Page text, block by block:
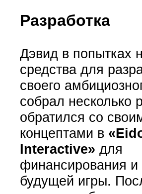
Разработка
Дэвид в попытках
средства для
своего
собрал несколько
обратился со
концептами в
Interactive» для
финансирования и
будущей игры.